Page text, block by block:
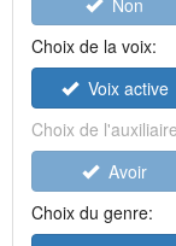
Non
Choix de la voix:
Voix active
Choix de
Avoir
Choix du genre: